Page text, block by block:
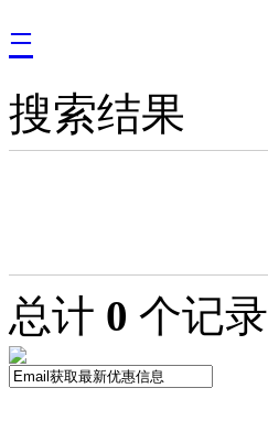
=
搜索结果
总计 0 个记录